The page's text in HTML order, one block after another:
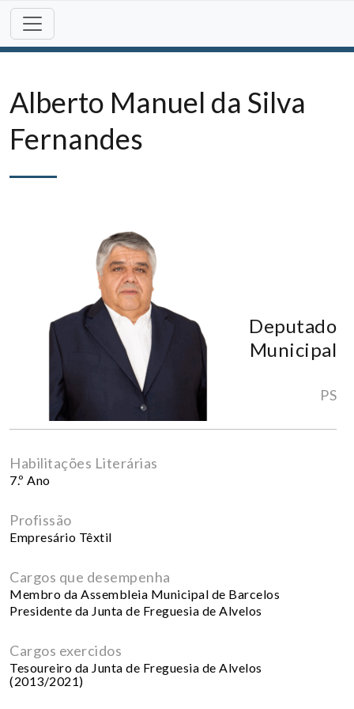
Skip
content
Alberto Manuel da Silva
Fernandes
Deputado
Municipal
PS
Habilitações Literárias
7.º Ano
Profissão
Empresário Têxtil
Cargos que desempenha
Membro da Assembleia Municipal de Barcelos
Presidente da Junta de Freguesia de Alvelos
Cargos exercidos
Tesoureiro da Junta de Freguesia de Alvelos
(2013/2021)